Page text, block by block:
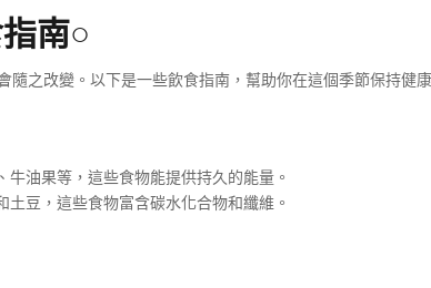
南○
隨之改變。以下是一些飲食指南，幫助你在這個季節保持健
牛油果等，這些食物能提供持久的能量。
土豆，這些食物富含碳水化合物和纖維。